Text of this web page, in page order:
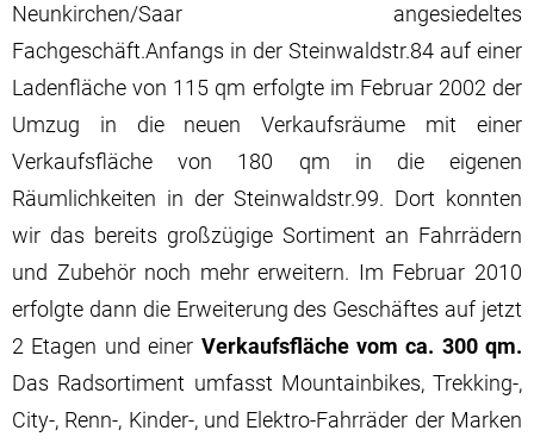
Neunkirchen/Saar angesiedeltes
Fachgeschäft.Anfangs in der Steinwaldstr.84 auf einer
Ladenfläche von 115 qm erfolgte im Februar 2002 der
Umzug in die neuen Verkaufsräume mit einer
Verkaufsfläche von 180 qm in die eigenen
Räumlichkeiten in der Steinwaldstr.99. Dort konnten
wir das bereits großzügige Sortiment an Fahrrädern
und Zubehör noch mehr erweitern. Im Februar 2010
erfolgte dann die Erweiterung des Geschäftes auf jetzt
2 Etagen und einer Verkaufsfläche vom ca. 300 qm.
Das Radsortiment umfasst Mountainbikes, Trekking-,
City-, Renn-, Kinder-, und Elektro-Fahrräder der Marken